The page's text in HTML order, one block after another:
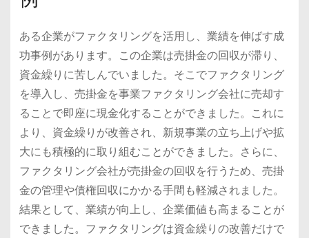
ある企業がファクタリングを活用し、業績を伸ばす成
功事例があります。この企業は売掛金の回収が滞り、
資金繰りに苦しんでいました。そこでファクタリング
を導入し、売掛金を事業ファクタリング会社に売却す
ることで即座に現金化することができました。これに
より、資金繰りが改善され、新規事業の立ち上げや拡
大にも積極的に取り組むことができました。さらに、
ファクタリング会社が売掛金の回収を行うため、売掛
金の管理や債権回収にかかる手間も軽減されました。
結果として、業績が向上し、企業価値も高まることが
できました。ファクタリングは資金繰りの改善だけで